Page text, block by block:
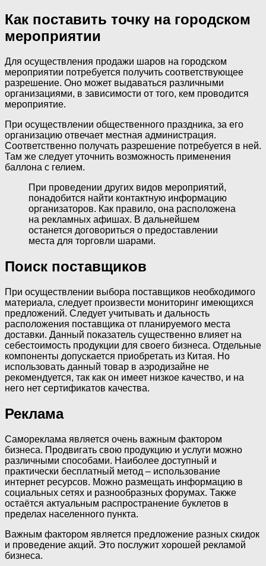
Как поставить точку на городском
мероприятии
Для осуществления продажи шаров на городском
мероприятии потребуется получить соответствующее
разрешение. Оно может выдаваться различными
организациями, в зависимости от того, кем проводится
мероприятие.
При осуществлении общественного праздника, за его
организацию отвечает местная администрация.
Соответственно получать разрешение потребуется в ней.
Там же следует уточнить возможность применения
баллона с гелием.
При проведении других видов мероприятий,
понадобится найти контактную информацию
организаторов. Как правило, она расположена
на рекламных афишах. В дальнейшем
останется договориться о предоставлении
места для торговли шарами.
Поиск поставщиков
При осуществлении выбора поставщиков необходимого
материала, следует произвести мониторинг имеющихся
предложений. Следует учитывать и дальность
расположения поставщика от планируемого места
доставки. Данный показатель существенно влияет на
себестоимость продукции для своего бизнеса. Отдельные
компоненты допускается приобретать из Китая. Но
использовать данный товар в аэродизайне не
рекомендуется, так как он имеет низкое качество, и на
него нет сертификатов качества.
Реклама
Самореклама является очень важным фактором
бизнеса. Продвигать свою продукцию и услуги можно
различными способами. Наиболее доступный и
практически бесплатный метод – использование
интернет ресурсов. Можно размещать информацию в
социальных сетях и разнообразных форумах. Также
остаётся актуальным распространение буклетов в
пределах населенного пункта.
Важным фактором является предложение разных скидок
и проведение акций. Это послужит хорошей рекламой
бизнеса.